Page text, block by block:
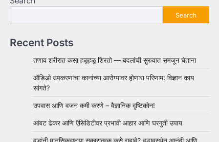
Search
Recent Posts
तणाव शरीरात कसा हळूहळू शिरतो — बदलांची सुरुवात समजून घेताना
ऑडिओ उपकरणांचा कानांच्या आरोग्यावर होणारा परिणाम: विज्ञान काय
सांगते?
उपवास आणि वजन कमी करणे – वैज्ञानिक दृष्टिकोन!
आंबट ढेकर आणि ऍसिडिटीवर प्रभावी आहार आणि घरगुती उपाय
वृद्धांनी मानसिकदृष्ट्या सकारात्मक कसे राहावे? वृद्धावस्थेत आनंदी आणि